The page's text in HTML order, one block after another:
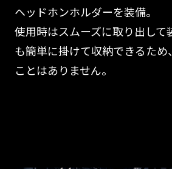
ヘッドホンホルダーを装備。
使用時はスムーズに取り出して
も簡単に掛けて収納できるため
ことはありません。